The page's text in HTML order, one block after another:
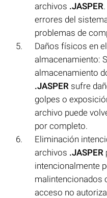
archivos .JASPER
errores del
problemas de
Daños físicos en
almacenamiento:
almacenamiento
.JASPER sufre
golpes o
archivo puede
por completo.
Eliminación
archivos .JASPER
intencionalmente
malintencionados
acceso no